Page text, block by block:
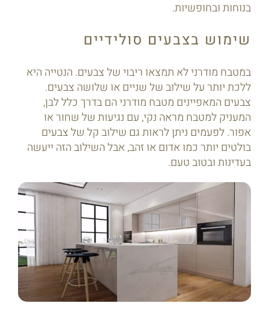
בנוחות ובחופשיות.
שימוש בצבעים סולידיים
במטבח מודרני לא תמצאו ריבוי של צבעים. הנטייה היא
ללכת יותר על שילוב של שניים או שלושה צבעים.
צבעים המאפיינים מטבח מודרני הם בדרך כלל לבן,
המעניק למטבח מראה נקי, עם נגיעות של שחור או
אפור. לפעמים ניתן לראות גם שילוב קל של צבעים
בולטים יותר כמו אדום או זהב, אבל השילוב הזה ייעשה
בעדינות ובטוב טעם.